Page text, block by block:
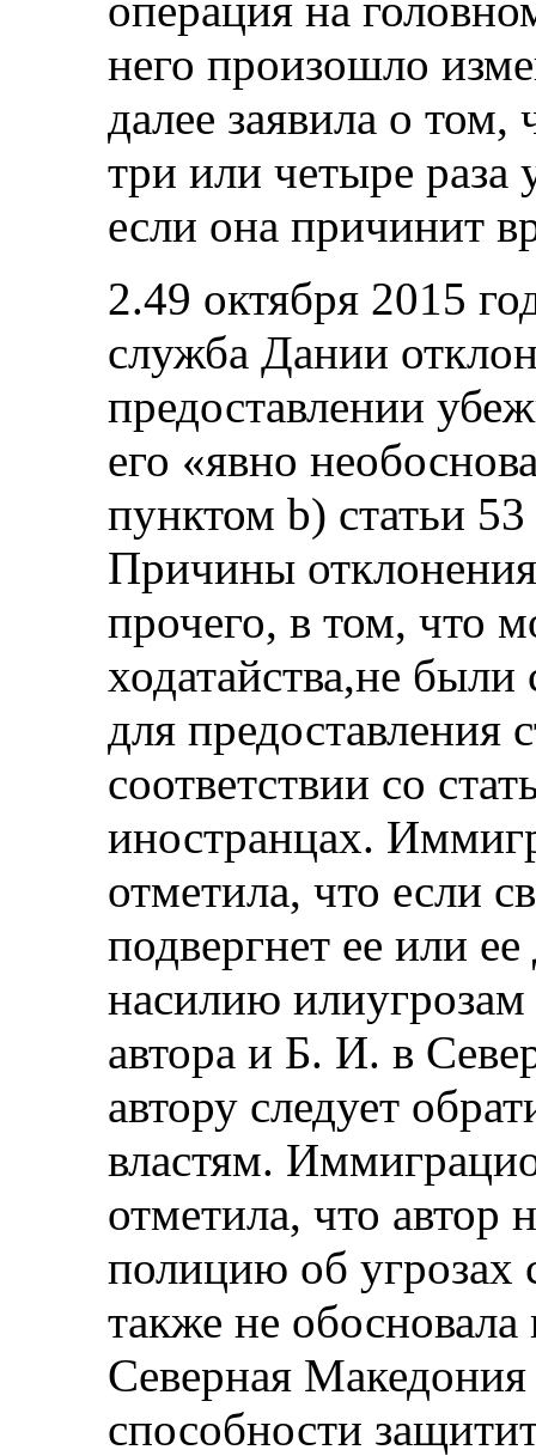
него произошло
далее заявила о
три или четыре
если она причинит
2.49 октября 2015
служба Дании
предоставлении
его «явно
пунктом b) статьи
Причины
прочего, в том, что
ходатайства,не
для предоставления
соответствии со
иностранцах.
отметила, что если
подвергнет ее или
насилию илиугрозам
автора и Б. И. в
автору следует
властям.
отметила, что
полицию об угрозах
также не
Северная
способности